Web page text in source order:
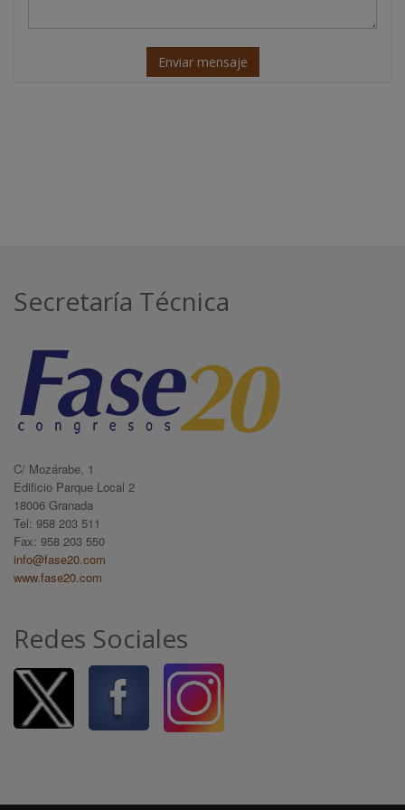
Enviar mensaje
Secretaría Técnica
C/ Mozárabe, 1
Edificio Parque Local 2
18006 Granada
Tel: 958 203 511
Fax: 958 203 550
info@fase20.com
www.fase20.com
Redes Sociales